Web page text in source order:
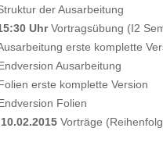
der Ausarbeitung
UhrVortragsübung (I2
erste komplette
Ausarbeitung
erste komplette Version
Folien
Vorträge